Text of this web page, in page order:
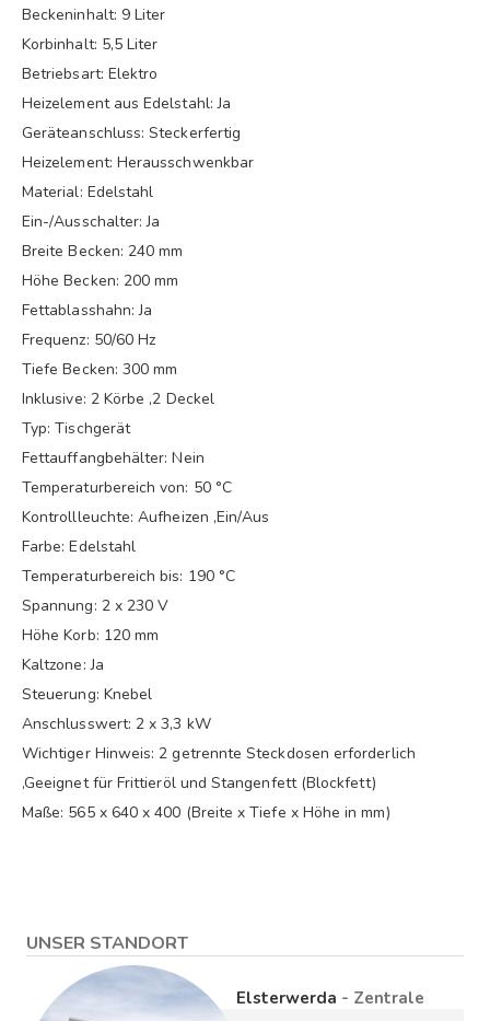
Beckeninhalt: 9 Liter
Korbinhalt: 5,5 Liter
Betriebsart: Elektro
Heizelement aus Edelstahl: Ja
Geräteanschluss: Steckerfertig
Heizelement: Herausschwenkbar
Material: Edelstahl
Ein-/Ausschalter: Ja
Breite Becken: 240 mm
Höhe Becken: 200 mm
Fettablasshahn: Ja
Frequenz: 50/60 Hz
Tiefe Becken: 300 mm
Inklusive: 2 Körbe ,2 Deckel
Typ: Tischgerät
Fettauffangbehälter: Nein
Temperaturbereich von: 50 °C
Kontrollleuchte: Aufheizen ,Ein/Aus
Farbe: Edelstahl
Temperaturbereich bis: 190 °C
Spannung: 2 x 230 V
Höhe Korb: 120 mm
Kaltzone: Ja
Steuerung: Knebel
Anschlusswert: 2 x 3,3 kW
Wichtiger Hinweis: 2 getrennte Steckdosen erforderlich
,Geeignet für Frittieröl und Stangenfett (Blockfett)
Maße: 565 x 640 x 400 (Breite x Tiefe x Höhe in mm)
UNSER STANDORT
Elsterwerda - Zentrale